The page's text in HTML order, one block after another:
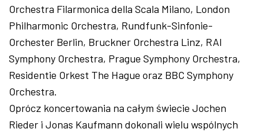
Orchestra Filarmonica della Scala Milano, London
Philharmonic Orchestra, Rundfunk-Sinfonie-
Orchester Berlin, Bruckner Orchestra Linz, RAI
Symphony Orchestra, Prague Symphony Orchestra,
Residentie Orkest The Hague oraz BBC Symphony
Orchestra.
Oprócz koncertowania na całym świecie Jochen
Rieder i Jonas Kaufmann dokonali wielu wspólnych